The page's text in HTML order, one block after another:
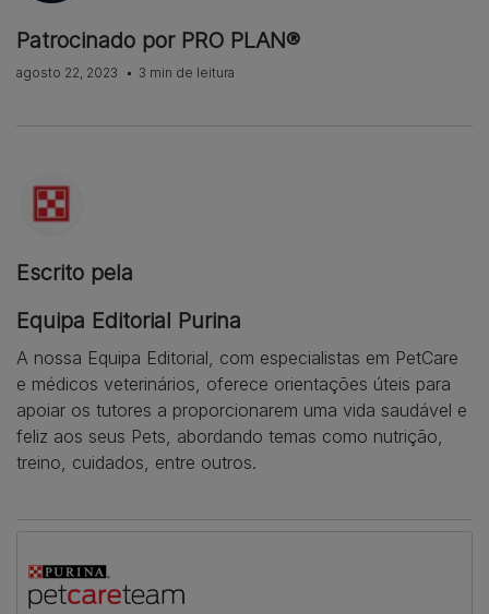
Patrocinado por PRO PLAN®
agosto 22, 2023 3 min de leitura
Escrito pela
Equipa Editorial Purina
A nossa Equipa Editorial, com especialistas em PetCare
e médicos veterinários, oferece orientações úteis para
apoiar os tutores a proporcionarem uma vida saudável e
feliz aos seus Pets, abordando temas como nutrição,
treino, cuidados, entre outros.